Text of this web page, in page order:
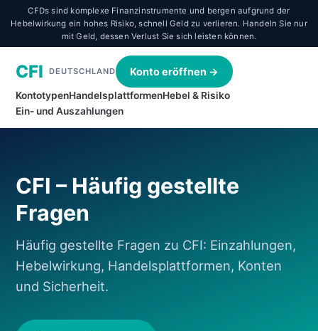
CFDs sind komplexe Finanzinstrumente und bergen aufgrund der
Hebelwirkung ein hohes Risiko, schnell Geld zu verlieren. Handeln Sie nur
mit Geld, dessen Verlust Sie sich leisten können.
CFI DEUTSCHLAND
KontotypenHandelsplattformenHebel & Risiko
Ein- und Auszahlungen
Konto eröffnen →
CFI – Häufig gestellte
Fragen
Häufig gestellte Fragen zu CFI: Einzahlungen,
Hebelwirkung, Handelsplattformen, Konten
und Sicherheit.